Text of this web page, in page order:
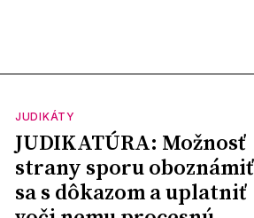
JUDIKÁTY
JUDIKATÚRA: Možnosť
strany sporu oboznámiť
sa s dôkazom a uplatniť